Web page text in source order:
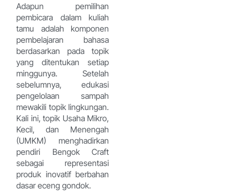
Adapun pemilihan
pembicara dalam kuliah
tamu adalah komponen
pembelajaran bahasa
berdasarkan pada topik
yang ditentukan setiap
minggunya. Setelah
sebelumnya, edukasi
pengelolaan sampah
mewakili topik lingkungan.
Kali ini, topik Usaha Mikro,
Kecil, dan Menengah
(UMKM) menghadirkan
pendiri Bengok Craft
sebagai representasi
produk inovatif berbahan
dasar eceng gondok.